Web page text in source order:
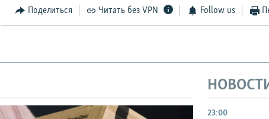
Поделиться Читать без VPN Follow us
23:00